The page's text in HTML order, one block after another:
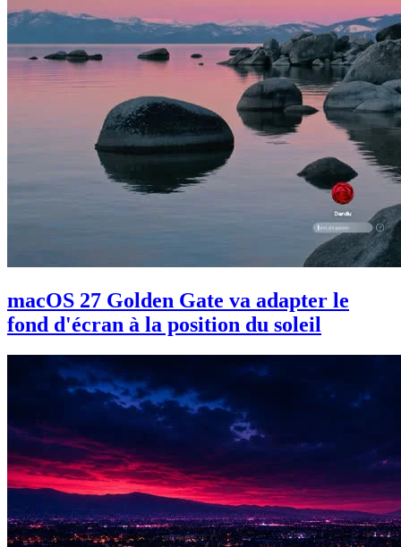
macOS 27 Golden Gate va adapter le
fond d'écran à la position du soleil